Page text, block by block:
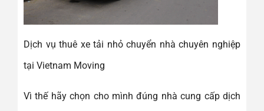
Dịch vụ thuê xe tải nhỏ chuyển nhà chuyên nghiệp
tại Vietnam Moving
Vì thế hãy chọn cho mình đúng nhà cung cấp dịch